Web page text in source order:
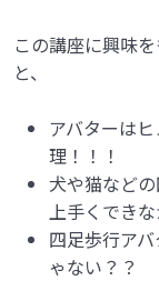
この講座に興味
と、
アバターは
理！！！
犬や猫など
上手くできな
四足歩行ア
ゃない？？